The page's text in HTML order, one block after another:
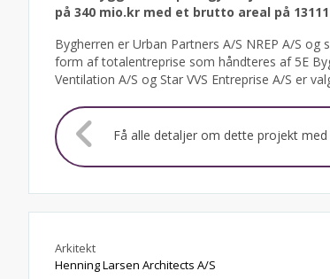
på 340 mio.kr med et brutto areal på 13111
Bygherren er Urban Partners A/S NREP A/S
form af totalentreprise som håndteres af 5E
Ventilation A/S og Star VVS Entreprise A/S er
Få alle detaljer om dette projekt
Arkitekt
Henning Larsen Architects A/S